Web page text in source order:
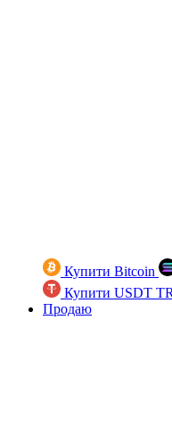
Купити Bitcoin
Купити USDT
Продаю